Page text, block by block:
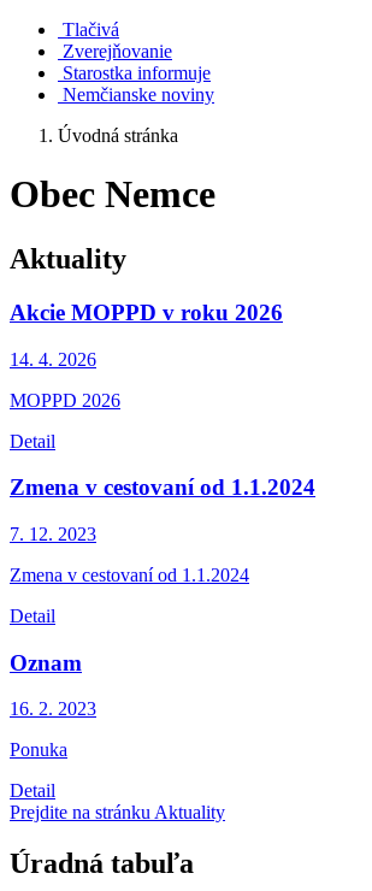
Tlačivá
Zverejňovanie
Starostka informuje
Nemčianske noviny
Úvodná stránka
Obec Nemce
Aktuality
Akcie MOPPD v roku 2026
14. 4. 2026
MOPPD 2026
Detail
Zmena v cestovaní od 1.1.2024
7. 12. 2023
Zmena v cestovaní od 1.1.2024
Detail
Oznam
16. 2. 2023
Ponuka
Detail
Prejdite na stránku Aktuality
Úradná tabuľa